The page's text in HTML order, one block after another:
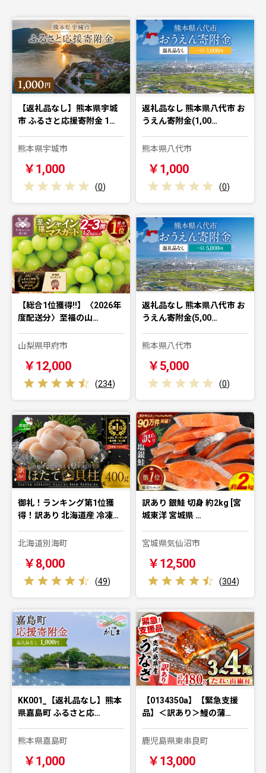
【返礼品なし】熊本県宇城
市 ふるさと応援寄附金 1…
熊本県宇城市
￥1,000
(0)
返礼品なし 熊本県八代市 お
うえん寄附金(1,00…
熊本県八代市
￥1,000
(0)
【総合1位獲得!!】〈2026年
度配送分〉至福の山…
山梨県甲府市
￥12,000
(234)
返礼品なし 熊本県八代市 お
うえん寄附金(5,00…
熊本県八代市
￥5,000
(0)
御礼！ランキング第1位獲
得！訳あり 北海道産 冷凍…
北海道別海町
￥8,000
(49)
訳あり 銀鮭 切身 約2kg [宮
城東洋 宮城県 …
宮城県気仙沼市
￥12,500
(304)
KK001_【返礼品なし】熊本
県嘉島町 ふるさと応…
熊本県嘉島町
￥1,000
【0134350a】【緊急支援
品】＜訳あり＞鰻の蒲…
鹿児島県東串良町
￥13,000